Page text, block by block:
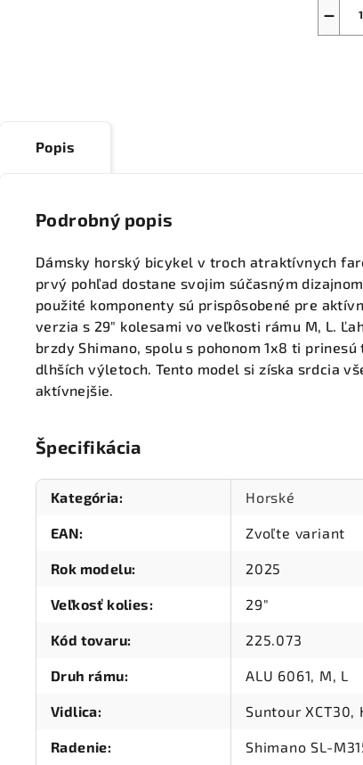
−
Popis
Podrobný popis
Dámsky horský bicykel v troch atraktívnych
prvý pohľad dostane svojim súčasným
použité komponenty sú prispôsobené pre
verzia s 29" kolesami vo veľkosti rámu M, L.
brzdy Shimano, spolu s pohonom 1x8 ti
dlhších výletoch. Tento model si získa srdcia
aktívnejšie.
Špecifikácia
Kategória: Horské
EAN: Zvoľte variant
Rok modelu: 2025
Veľkosť kolies: 29"
Kód tovaru: 225.073
Druh rámu: ALU 6061, M, L
Vidlica: Suntour XCT30,
Radenie: Shimano SL-